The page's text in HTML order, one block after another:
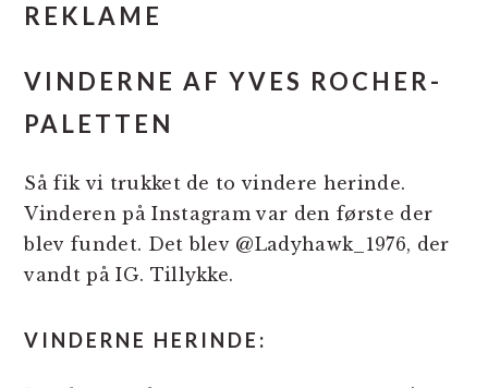
REKLAME
VINDERNE AF YVES ROCHER-
PALETTEN
Så fik vi trukket de to vindere herinde.
Vinderen på Instagram var den første der
blev fundet. Det blev @Ladyhawk_1976, der
vandt på IG. Tillykke.
VINDERNE HERINDE: